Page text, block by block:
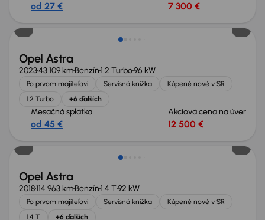
od 27 € 7 300 €
Zlacnené o 1 600 €
Opel Astra
202343 109 kmBenzín1.2 Turbo96 kW
Po prvom majiteľovi Servisná knižka
Kúpené nové v SR
1.2 Turbo
+6 ďalších
Mesačná splátka
od 45 €
Akciová cena na úver
12 500 €
Zlacnené o 600 €
Opel Astra
2018114 963 kmBenzín1.4 T92 kW
Po prvom majiteľovi Servisná knižka
Kúpené nové v SR
1.4 T
+6 ďalších